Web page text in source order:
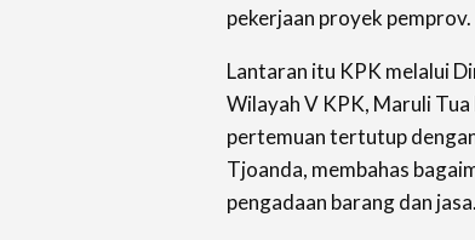
pekerjaan proyek pemprov.
Lantaran itu KPK melalui
Wilayah V KPK, Maruli
pertemuan tertutup
Tjoanda, membahas
pengadaan barang dan jasa.